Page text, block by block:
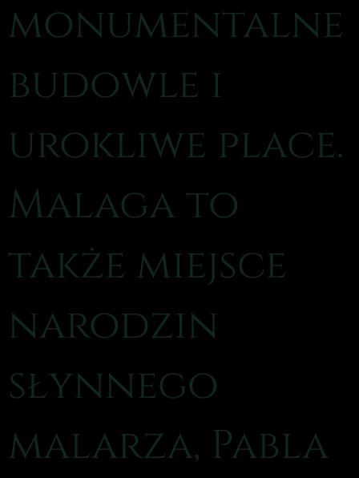
monumentalne
budowle i
urokliwe place.
Malaga to
także miejsce
narodzin
słynnego
malarza, Pabla